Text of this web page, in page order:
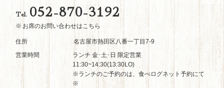
Tel. 052-870-3192
お席のお問い合わせはこちら
住所
名古屋市熱田区八番一丁目7-9
営業時間
ランチ 金･土･日 限定営業
11:30~14:30(13:30LO)
※ランチのご予約のは、食べログネット予約にて
※